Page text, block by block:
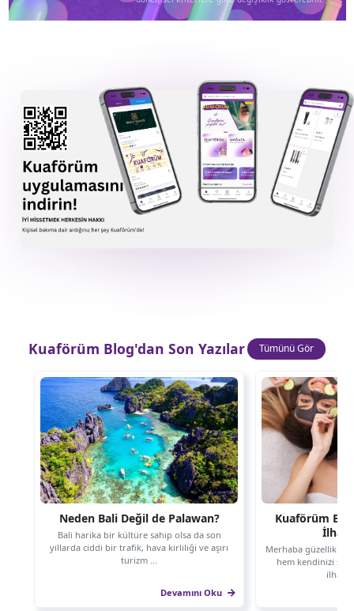
Kuaförüm Blog'dan Son Yazılar Tümünü Gör
Neden Bali Değil de Palawan?
Bali harika bir kültüre sahip olsa da son
yıllarda ciddi bir trafik, hava kirliliği ve aşırı
turizm ...
Devamını Oku
Kuaförüm
Merhaba güzellik
hem kendinizi
ilham